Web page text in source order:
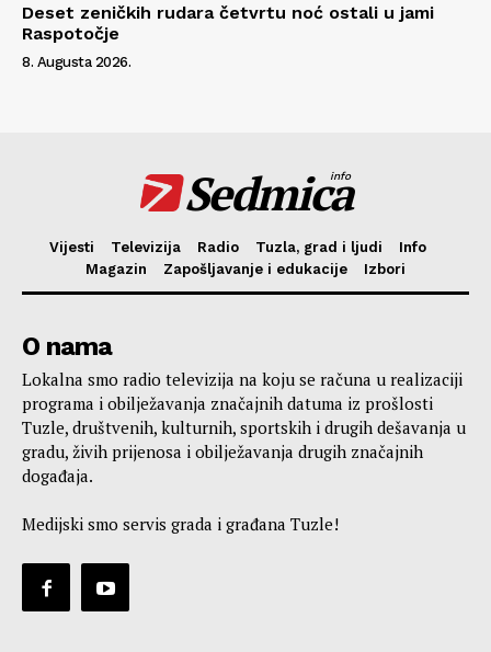
Deset zeničkih rudara četvrtu noć ostali u jami
Raspotočje
8. Augusta 2026.
Sedmica
info
Vijesti Televizija Radio Tuzla, grad i ljudi
Info
Magazin
Zapošljavanje i edukacije Izbori
O nama
Lokalna smo radio televizija na koju se računa u realizaciji
programa i obilježavanja značajnih datuma iz prošlosti
Tuzle, društvenih, kulturnih, sportskih i drugih dešavanja u
gradu, živih prijenosa i obilježavanja drugih značajnih
događaja.
Medijski smo servis grada i građana Tuzle!